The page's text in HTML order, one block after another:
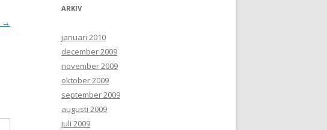
→
ARKIV
januari 2010
december 2009
november 2009
oktober 2009
september 2009
augusti 2009
juli 2009